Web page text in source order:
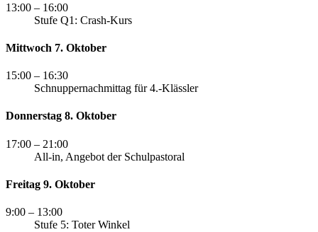
13:00 – 16:00
Stufe Q1: Crash-Kurs
Mittwoch 7. Oktober
15:00 – 16:30
Schnuppernachmittag für 4.-Klässler
Donnerstag 8. Oktober
17:00 – 21:00
All-in, Angebot der Schulpastoral
Freitag 9. Oktober
9:00 – 13:00
Stufe 5: Toter Winkel